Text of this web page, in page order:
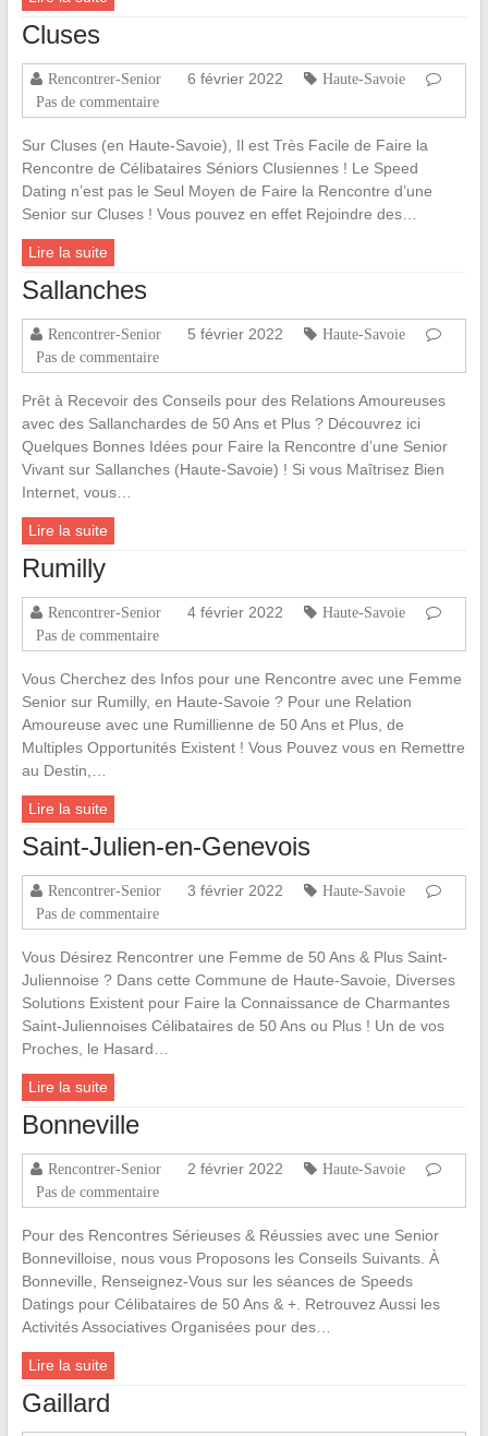
Cluses
Rencontrer-Senior 6 février 2022
Haute-Savoie
Pas de commentaire
Sur Cluses (en Haute-Savoie), Il est Très Facile de Faire la
Rencontre de Célibataires Séniors Clusiennes ! Le Speed
Dating n’est pas le Seul Moyen de Faire la Rencontre d’une
Senior sur Cluses ! Vous pouvez en effet Rejoindre des…
Lire la suite
Sallanches
Rencontrer-Senior 5 février 2022
Haute-Savoie
Pas de commentaire
Prêt à Recevoir des Conseils pour des Relations Amoureuses
avec des Sallanchardes de 50 Ans et Plus ? Découvrez ici
Quelques Bonnes Idées pour Faire la Rencontre d’une Senior
Vivant sur Sallanches (Haute-Savoie) ! Si vous Maîtrisez Bien
Internet, vous…
Lire la suite
Rumilly
Rencontrer-Senior 4 février 2022
Haute-Savoie
Pas de commentaire
Vous Cherchez des Infos pour une Rencontre avec une Femme
Senior sur Rumilly, en Haute-Savoie ? Pour une Relation
Amoureuse avec une Rumillienne de 50 Ans et Plus, de
Multiples Opportunités Existent ! Vous Pouvez vous en Remettre
au Destin,…
Lire la suite
Saint-Julien-en-Genevois
Rencontrer-Senior 3 février 2022
Haute-Savoie
Pas de commentaire
Vous Désirez Rencontrer une Femme de 50 Ans & Plus Saint-
Juliennoise ? Dans cette Commune de Haute-Savoie, Diverses
Solutions Existent pour Faire la Connaissance de Charmantes
Saint-Juliennoises Célibataires de 50 Ans ou Plus ! Un de vos
Proches, le Hasard…
Lire la suite
Bonneville
Rencontrer-Senior 2 février 2022
Haute-Savoie
Pas de commentaire
Pour des Rencontres Sérieuses & Réussies avec une Senior
Bonnevilloise, nous vous Proposons les Conseils Suivants. À
Bonneville, Renseignez-Vous sur les séances de Speeds
Datings pour Célibataires de 50 Ans & +. Retrouvez Aussi les
Activités Associatives Organisées pour des…
Lire la suite
Gaillard